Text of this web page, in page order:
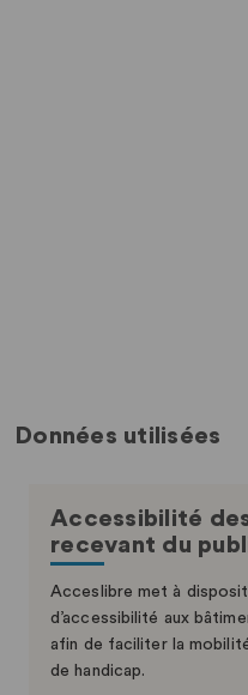
Données utilisées
Accessibilité
recevant du
Acceslibre met à
d’accessibilité aux
afin de faciliter la
de handicap.